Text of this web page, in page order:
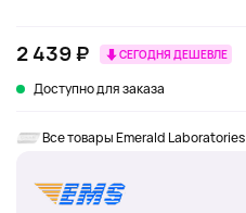
2 439 ₽ СЕГОДНЯ ДЕШЕВЛЕ
Доступно для заказа
Все товары Emerald Laboratories